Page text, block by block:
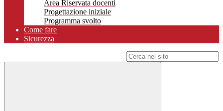
Area Riservata docenti
Progettazione iniziale
Programma svolto
Come fare
Sicurezza